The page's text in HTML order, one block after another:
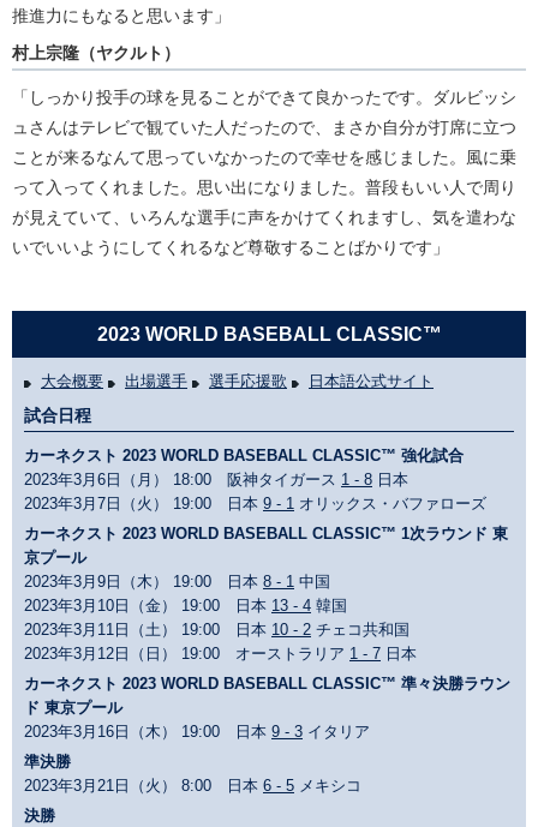
推進力にもなると思います」
村上宗隆（ヤクルト）
「しっかり投手の球を見ることができて良かったです。ダルビッシ
ュさんはテレビで観ていた人だったので、まさか自分が打席に立つ
ことが来るなんて思っていなかったので幸せを感じました。風に乗
って入ってくれました。思い出になりました。普段もいい人で周り
が見えていて、いろんな選手に声をかけてくれますし、気を遣わな
いでいいようにしてくれるなど尊敬することばかりです」
2023 WORLD BASEBALL CLASSIC™
大会概要 出場選手 選手応援歌 日本語公式サイト
試合日程
カーネクスト 2023 WORLD BASEBALL CLASSIC™ 強化試合
2023年3月6日（月） 18:00 阪神タイガース 1 - 8 日本
2023年3月7日（火） 19:00 日本 9 - 1 オリックス・バファローズ
カーネクスト 2023 WORLD BASEBALL CLASSIC™ 1次ラウンド 東
京プール
2023年3月9日（木） 19:00 日本 8 - 1 中国
2023年3月10日（金） 19:00 日本 13 - 4 韓国
2023年3月11日（土） 19:00 日本 10 - 2 チェコ共和国
2023年3月12日（日） 19:00 オーストラリア 1 - 7 日本
カーネクスト 2023 WORLD BASEBALL CLASSIC™ 準々決勝ラウン
ド 東京プール
2023年3月16日（木） 19:00 日本 9 - 3 イタリア
準決勝
2023年3月21日（火） 8:00 日本 6 - 5 メキシコ
決勝